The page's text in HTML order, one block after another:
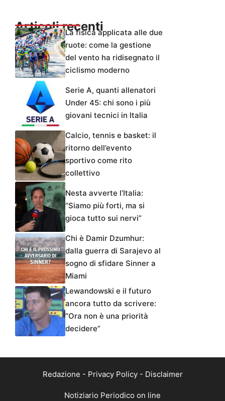
Articoli recentiLa fisica applicata alle due
ruote: come la gestione
del vento ha ridisegnato il
ciclismo moderno
Serie A, quanti allenatori
Under 45: chi sono i più
giovani tecnici in Italia
Calcio, tennis e basket: il
ritorno dell’evento
sportivo come rito
collettivo
Nesta avverte l’Italia:
“Siamo più forti, ma si
gioca tutto sui nervi”
Chi è Damir Dzumhur:
dalla guerra di Sarajevo al
sogno di sfidare Sinner a
Miami
Lewandowski e il futuro
ancora tutto da scrivere:
“Ora non è una priorità
decidere”
Redazione - Privacy Policy- Disclaimer
Notiziario Periodico on line